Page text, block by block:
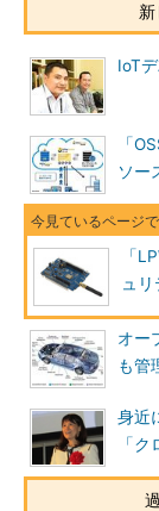
IoT
「
ソー
「
ュ
オー
も管
身近
「